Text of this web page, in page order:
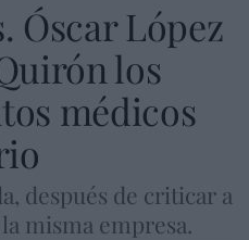
Óscar López
los
médicos
después de criticar a
misma empresa.